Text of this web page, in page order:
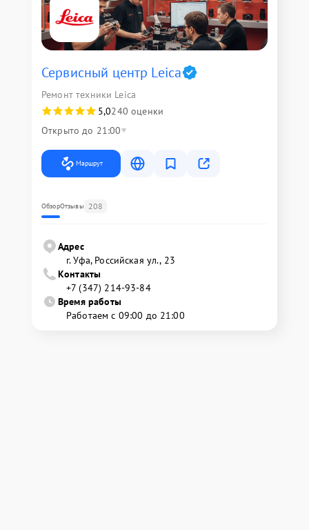
Сервисный центр Leica
Ремонт техники Leica
5,0240 оценки
Открыто до 21:00
Маршрут
ОбзорОтзывы 208
Адрес
г. Уфа, Российская ул., 23
Контакты
+7 (347) 214-93-84
Время работы
Работаем с 09:00 до 21:00